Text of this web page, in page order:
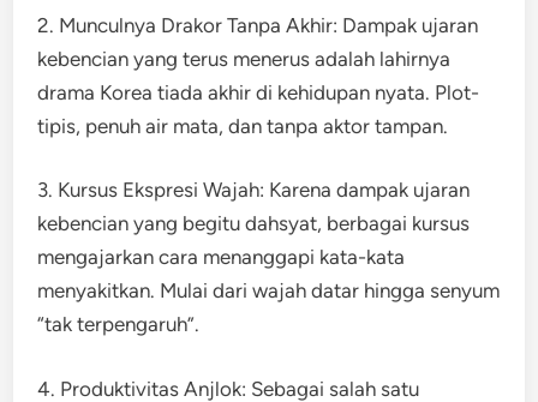
2. Munculnya Drakor Tanpa Akhir: Dampak ujaran
kebencian yang terus menerus adalah lahirnya
drama Korea tiada akhir di kehidupan nyata. Plot-
tipis, penuh air mata, dan tanpa aktor tampan.
3. Kursus Ekspresi Wajah: Karena dampak ujaran
kebencian yang begitu dahsyat, berbagai kursus
mengajarkan cara menanggapi kata-kata
menyakitkan. Mulai dari wajah datar hingga senyum
“tak terpengaruh”.
4. Produktivitas Anjlok: Sebagai salah satu